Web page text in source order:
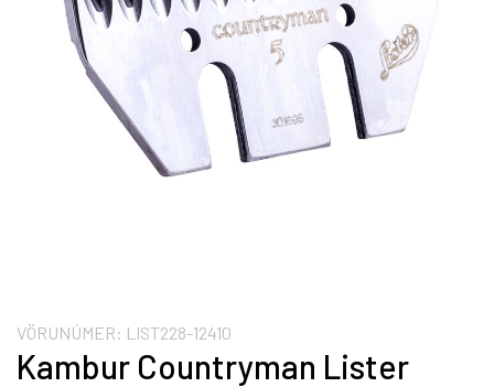
VÖRUNÚMER: LIST228-12410
Kambur Countryman Lister